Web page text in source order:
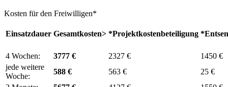
Kosten für den Freiwilligen*
Einsatzdauer Gesamtkosten> *Projektkostenbeteiligung
4 Wochen: 3777 € 2327 €
1450 €
jede weitere
Woche:
588 € 563 €
25 €